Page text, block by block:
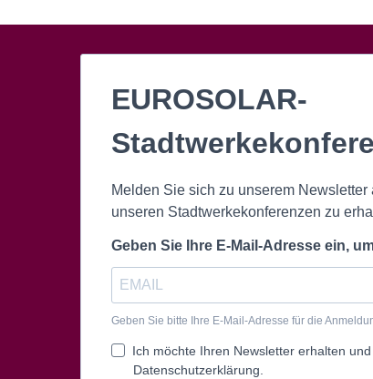
EUROSOLAR-
Melden Sie sich zu unserem Newsletter
unseren Stadtwerkekonferenzen zu
Geben Sie Ihre E-Mail-Adresse ein,
Geben Sie bitte Ihre E-Mail-Adresse für die
Ich möchte Ihren Newsletter erhalten
Datenschutzerklärung.